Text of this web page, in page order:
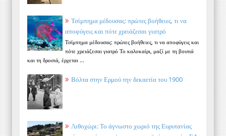
Τσίμπημα μέδουσας: πρώτες βοήθειες, τι να
αποφύγεις και πότε χρειάζεσαι γιατρό
Τσίμπημα μέδουσας: πρώτες βοήθειες, τι να αποφύγεις και
πότε χρειάζεσαι γιατρό Το καλοκαίρι, μαζί με τη βουτιά
και τη δροσιά, έρχεται ...
Βόλτα στην Ερμού την δεκαετία του 1900
Λιθοχώρι: Το άγνωστο χωριό της Ευρυτανίας